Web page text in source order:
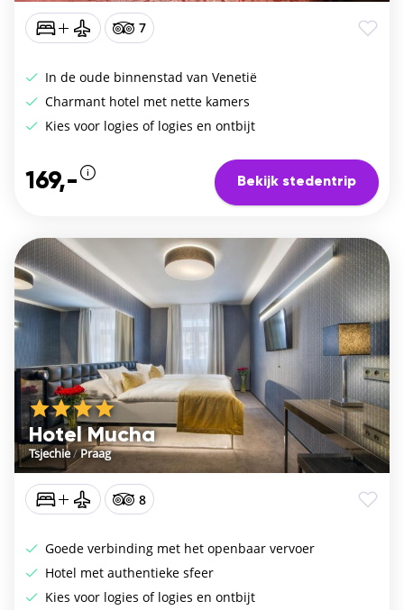
7
In de oude binnenstad van Venetië
Charmant hotel met nette kamers
Kies voor logies of logies en ontbijt
169,- Bekijk stedentrip
Hotel Mucha
Tsjechie/Praag
8
Goede verbinding met het openbaar vervoer
Hotel met authentieke sfeer
Kies voor logies of logies en ontbijt